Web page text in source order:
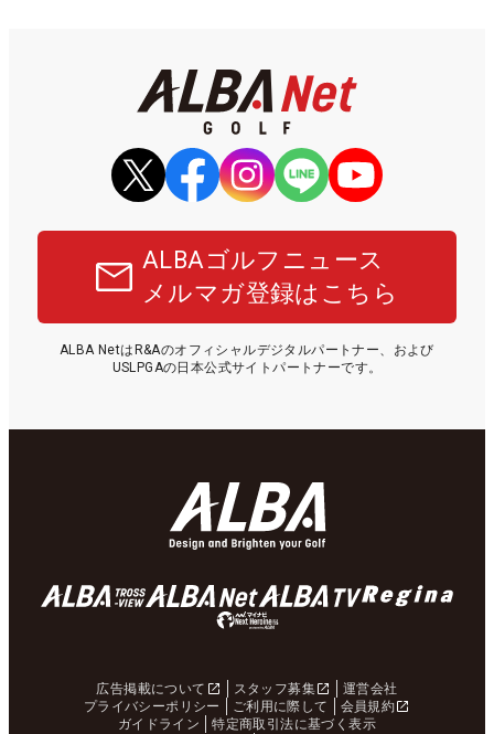
ALBAゴルフニュース
メルマガ登録はこちら
ALBA NetはR&Aのオフィシャルデジタルパートナー、および
USLPGAの日本公式サイトパートナーです。
広告掲載について スタッフ募集
運営会社
プライバシーポリシー
ご利用に際して
会員規約
ガイドライン
特定商取引法に基づく表示